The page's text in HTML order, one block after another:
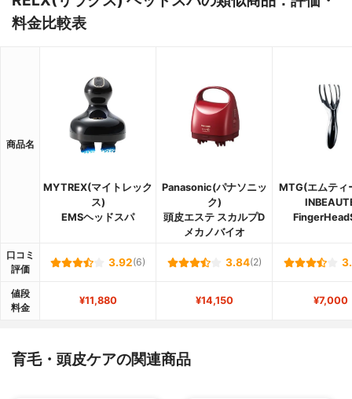
料金比較表
商品名
MYTREX(マイトレック
ス)
EMSヘッドスパ
Panasonic(パナソニッ
ク)
頭皮エステ スカルプD
メカノバイオ
MTG(エムティ
口コミ
評価
3.92(6) 3.84(2)
値段
料金
¥11,880 ¥14,150 ¥7,000
育毛・頭皮ケアの関連商品